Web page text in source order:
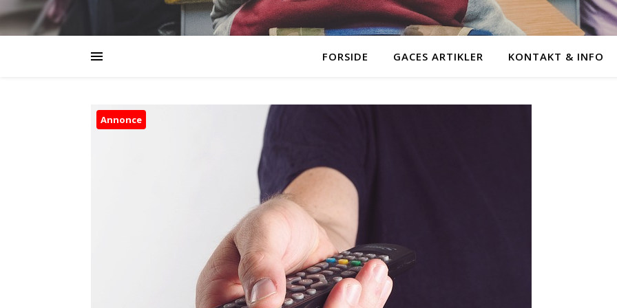
FORSIDE GACES ARTIKLER KONTAKT & INFO
Annonce